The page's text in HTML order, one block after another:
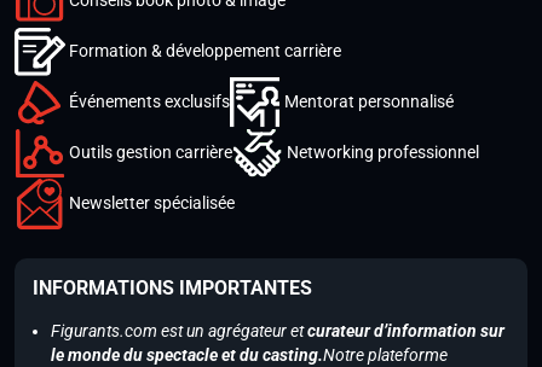
Formation & développement carrière
Événements exclusifs Mentorat personnalisé
Outils gestion carrière Networking professionnel
Newsletter spécialisée
INFORMATIONS IMPORTANTES
Figurants.com est un agrégateur etcurateur d’information sur
le monde du spectacle et du casting.Notre plateforme